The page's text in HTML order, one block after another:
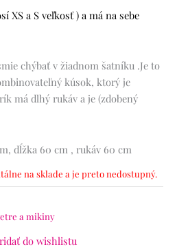
XS a S veľkosť ) a má na sebe
chýbať v žiadnom šatníku .Je to
kúsok, ktorý je
má dlhý rukáv a je (zdobený
dĺžka 60 cm , rukáv 60 cm
na sklade a je preto nedostupný.
a mikiny
do wishlistu